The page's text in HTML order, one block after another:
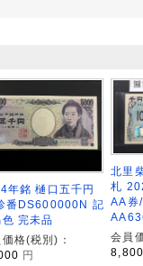
年銘 樋口五千円
番DS600000N 記
色 完未品
格(税別)：
円
北里
札
AA券
会員
8,800